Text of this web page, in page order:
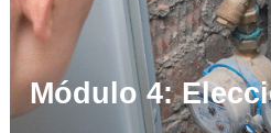
Módulo 4: